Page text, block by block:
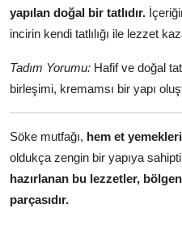
yapılan doğal bir tatlıdır.
incirin kendi tatlılığı ile lezzet
Tadım Yorumu: Hafif ve doğal
birleşimi, kremamsı bir yapı
Söke mutfağı, hem et
oldukça zengin bir yapıya
hazırlanan bu lezzetler,
parçasıdır.